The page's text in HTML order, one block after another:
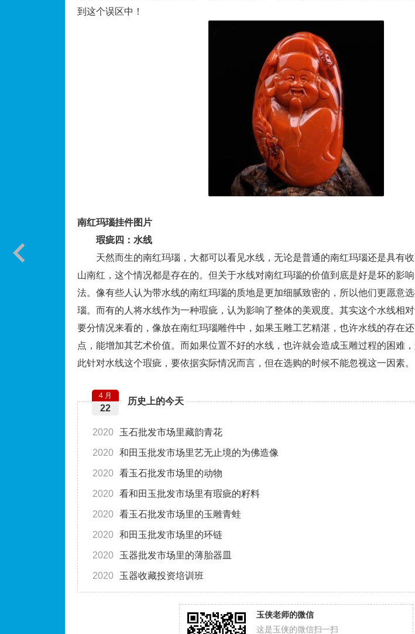
到这个误区中！
南红玛瑙挂件图片
瑕疵四：水线
天然而生的南红玛瑙，大都可以看见水线，无论是普通的南红玛瑙还是具有收
山南红，这个情况都是存在的。但关于水线对南红玛瑙的价值到底是好是坏的影
法。像有些人认为带水线的南红玛瑙的质地是更加细腻致密的，所以他们更愿意
瑙。而有的人将水线作为一种瑕疵，认为影响了整体的美观度。其实这个水线相
要分情况来看的，像放在南红玛瑙雕件中，如果玉雕工艺精湛，也许水线的存在
点，能增加其艺术价值。而如果位置不好的水线，也许就会造成玉雕过程的困难
此针对水线这个瑕疵，要依据实际情况而言，但在选购的时候不能忽视这一因素。
历史上的今天
4 月
22
2020 玉石批发市场里藏韵青花
2020 和田玉批发市场里艺无止境的为佛造像
2020 看玉石批发市场里的动物
2020 看和田玉批发市场里有瑕疵的籽料
2020 看玉石批发市场里的玉雕青蛙
2020 和田玉批发市场里的环链
2020 玉器批发市场里的薄胎器皿
2020 玉器收藏投资培训班
玉侠老师的微信
这是玉侠的微信扫一扫